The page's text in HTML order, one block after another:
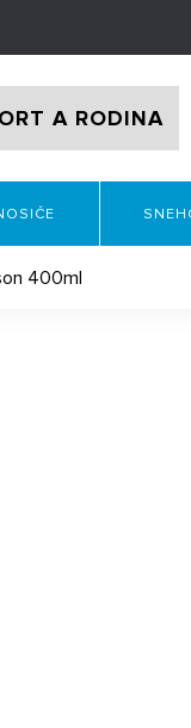
A RODINA
400ml